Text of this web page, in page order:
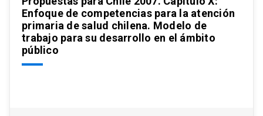
Enfoque de competencias para la atención
primaria de salud chilena. Modelo de
trabajo para su desarrollo en el ámbito
público